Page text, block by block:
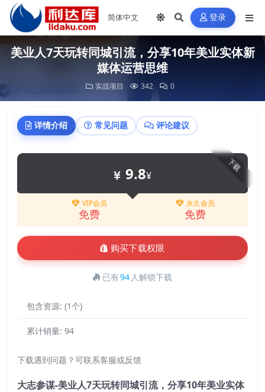
登录
美业人7天玩转同城引流，分享10年美业实体新
媒体运营思维
实战项目 342 0
详情介绍 常见问题 评论建议
下载
9.8¥
VIP会员
免费
永久会员
免费
购买下载权限
已有94 人解锁下载
包含资源: (1个)
累计销量: 94
下载遇到问题？可联系客服或反馈
大志参谋-美业人7天玩转同城引流，分享10年美业实体